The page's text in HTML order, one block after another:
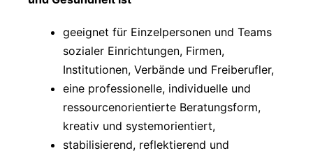
geeignet für Einzelpersonen und Teams
sozialer Einrichtungen, Firmen,
Institutionen, Verbände und Freiberufler,
eine professionelle, individuelle und
ressourcenorientierte Beratungsform,
kreativ und systemorientiert,
stabilisierend, reflektierend und